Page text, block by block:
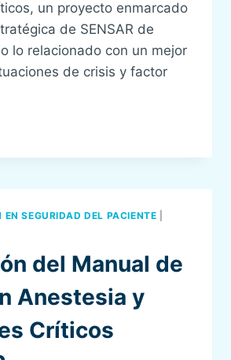
un proyecto enmarcado
de SENSAR de
lo relacionado con un mejor
de crisis y factor
EN SEGURIDAD DEL PACIENTE
del Manual de
Anestesia y
Críticos